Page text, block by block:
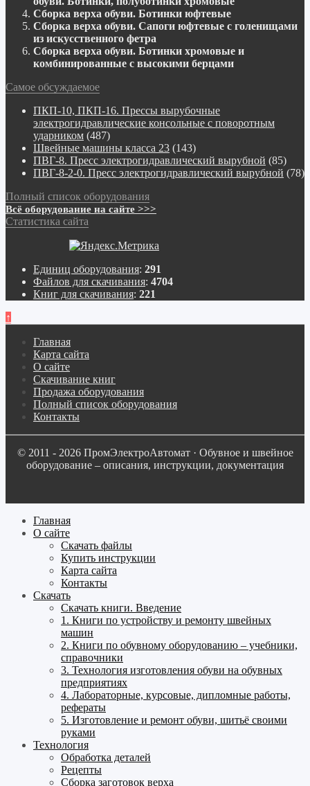
Сборка верха обуви. Ботинки юфтевые
Сборка верха обуви. Сапоги юфтевые с голенищами
из искусственного фетра
Сборка верха обуви. Ботинки хромовые и
комбинированные с высокими берцами
Самое обсуждаемое
ПКП-10, ПКП-16. Прессы вырубочные
электрогидравлические консольные с поворотным
ударником (487)
Швейные машины класса 23 (143)
ПВГ-8. Пресс электрогидравлический вырубной (85)
ПВГ-8-2-0. Пресс электрогидравлический вырубной (78)
Полный список оборудования
Всё оборудование на сайте >>>
Статистика сайта
Единиц оборудования: 291
Файлов для скачивания: 4704
Книг для скачивания: 221
↑
Главная
Карта сайта
О сайте
Скачивание книг
Продажа оборудования
Полный список оборудования
Контакты
© 2011 - 2026 ПромЭлектроАвтомат · Обувное и швейное
оборудование – описания, инструкции, документация
Главная
О сайте
Скачать файлы
Купить инструкции
Карта сайта
Контакты
Скачать
Скачать книги. Введение
1. Книги по устройству и ремонту швейных
машин
2. Книги по обувному оборудованию – учебники,
справочники
3. Технология изготовления обуви на обувных
предприятиях
4. Лабораторные, курсовые, дипломные работы,
рефераты
5. Изготовление и ремонт обуви, шитьё своими
руками
Технология
Обработка деталей
Рецепты
Сборка заготовок верха